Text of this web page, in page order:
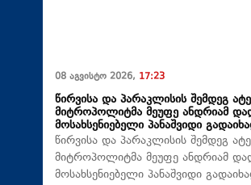
08 აგვისტო 2026, 17:23
წირვისა და პარაკლისის შემდეგ
მიტროპოლიტმა მეუფე ანდრიამ
მოსახსენიებელი პანაშვიდი
წირვისა და პარაკლისის შემდეგ
მიტროპოლიტმა მეუფე ანდრიამ
მოსახსენიებელი პანაშვიდი